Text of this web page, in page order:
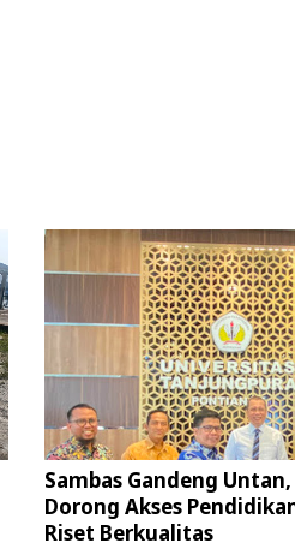
Sambas Gandeng
Dorong Akses
Riset Berkualitas